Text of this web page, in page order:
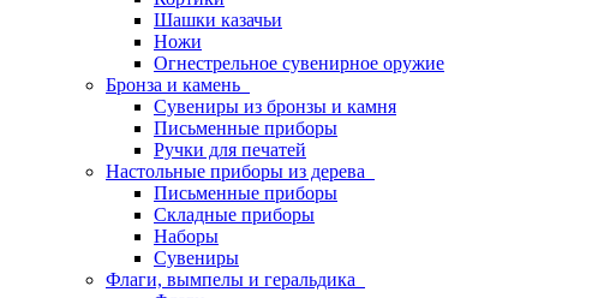
Шашки казачьи
Ножи
Огнестрельное сувенирное оружие
Бронза и камень
Сувениры из бронзы и камня
Письменные приборы
Ручки для печатей
Настольные приборы из дерева
Письменные приборы
Складные приборы
Наборы
Сувениры
Флаги, вымпелы и геральдика